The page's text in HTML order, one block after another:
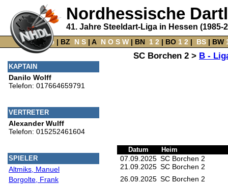
Nordhessische
41. Jahre Steeldart-Liga in Hessen (1985-
Home‌ | BZ N S‌ | A‌ N O S W‌ | BN‌ 1 2 | BO‌ 1 2 | BS| BW‌
SC Borchen 2 > B -
KAPTAIN
Danilo Wolff
Telefon: 017664659791
VERTRETER
Alexander Wulff
Telefon: 015252461604
SPIELER
Altmiks, Manuel
Borgolte, Frank
Datum Heim
07.09.2025 SC Borchen 2
21.09.2025 SC Borchen 2
26.09.2025 SC Borchen 2